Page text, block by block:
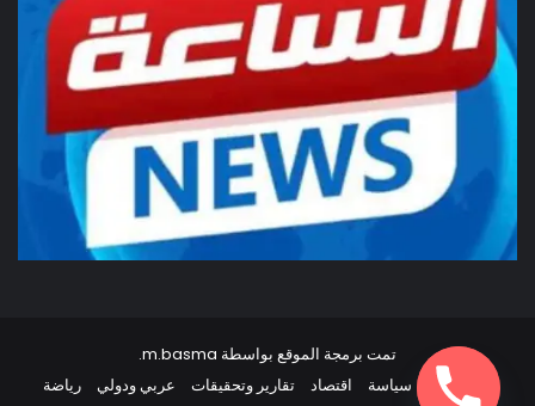
تمت برمجة الموقع بواسطة m.basma
.
أخبار مصر
سياسة اقتصاد تقارير وتحقيقات عربي ودولي رياضة